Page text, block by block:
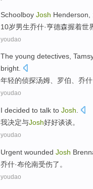
Schoolboy Josh Henderson
10岁男生乔什·亨德森握着世
youdao
The young detectives,
bright.
年轻的侦探汤姆、 罗伯、 乔什
youdao
I decided to talk to Josh
我决定与Josh好好谈谈。
youdao
Urgent wounded Josh
乔什·布伦南受伤了 。
youdao